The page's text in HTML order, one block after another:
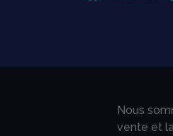
Nous
vente et